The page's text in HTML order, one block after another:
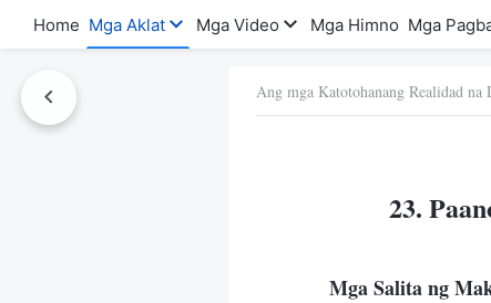
Home Mga Aklat Mga Video Mga Himno Mga
Ang mga Katotohanang Realidad na
23.
Mga Salita ng